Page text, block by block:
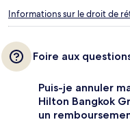
Informations sur le droit de
Foire aux
Puis-je annuler
Hilton Bangkok
un